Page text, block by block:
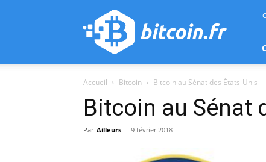
bitcoin.fr
Accueil Bitcoin Bitcoin au Sénat des États-Unis
Bitcoin au Sénat
Par Ailleurs - 9 février 2018